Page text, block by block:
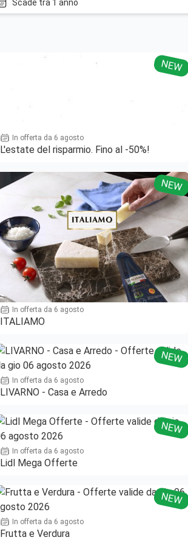
Scade tra 1 anno
NEW
In offerta da 6 agosto
L'estate del risparmio. Fino al -50%!
NEW
In offerta da 6 agosto
ITALIAMO
NEW
In offerta da 6 agosto
LIVARNO - Casa e Arredo
NEW
In offerta da 6 agosto
Lidl Mega Offerte
NEW
In offerta da 6 agosto
Frutta e Verdura